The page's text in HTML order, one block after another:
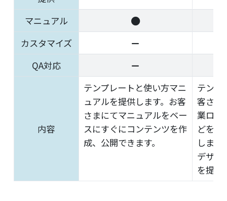
マニュアル
カスタマイズ
QA対応
内容
テンプレートと使い方マニ
ュアルを提供します。お客
さまにてマニュアルをベー
スにすぐにコンテンツを作
成、公開できます。
テンプ
客さま
業ロゴ
どを
します
デザイ
を提供